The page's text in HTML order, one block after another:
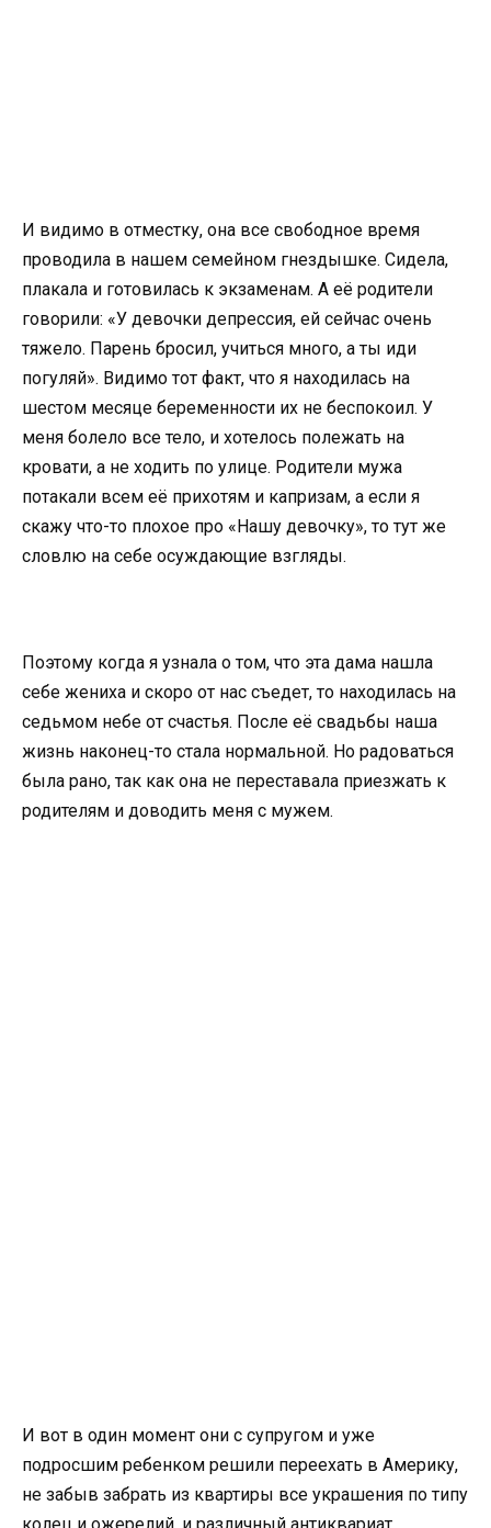
И видимо в отместку, она все свободное время
проводила в нашем семейном гнездышке. Сидела,
плакала и готовилась к экзаменам. А её родители
говорили: «У девочки депрессия, ей сейчас очень
тяжело. Парень бросил, учиться много, а ты иди
погуляй». Видимо тот факт, что я находилась на
шестом месяце беременности их не беспокоил. У
меня болело все тело, и хотелось полежать на
кровати, а не ходить по улице. Родители мужа
потакали всем её прихотям и капризам, а если я
скажу что-то плохое про «Нашу девочку», то тут же
словлю на себе осуждающие взгляды.
Поэтому когда я узнала о том, что эта дама нашла
себе жениха и скоро от нас съедет, то находилась на
седьмом небе от счастья. После её свадьбы наша
жизнь наконец-то стала нормальной. Но радоваться
была рано, так как она не переставала приезжать к
родителям и доводить меня с мужем.
И вот в один момент они с супругом и уже
подросшим ребенком решили переехать в Америку,
не забыв забрать из квартиры все украшения по типу